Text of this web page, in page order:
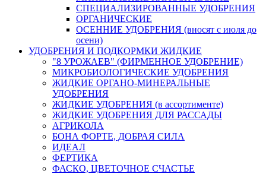
СПЕЦИАЛИЗИРОВАННЫЕ УДОБРЕНИЯ
ОРГАНИЧЕСКИЕ
ОСЕННИЕ УДОБРЕНИЯ (вносят с июля до
осени)
УДОБРЕНИЯ И ПОДКОРМКИ ЖИДКИЕ
"8 УРОЖАЕВ" (ФИРМЕННОЕ УДОБРЕНИЕ)
МИКРОБИОЛОГИЧЕСКИЕ УДОБРЕНИЯ
ЖИДКИЕ ОРГАНО-МИНЕРАЛЬНЫЕ
УДОБРЕНИЯ
ЖИДКИЕ УДОБРЕНИЯ (в ассортименте)
ЖИДКИЕ УДОБРЕНИЯ ДЛЯ РАССАДЫ
АГРИКОЛА
БОНА ФОРТЕ, ДОБРАЯ СИЛА
ИДЕАЛ
ФЕРТИКА
ФАСКО, ЦВЕТОЧНОЕ СЧАСТЬЕ